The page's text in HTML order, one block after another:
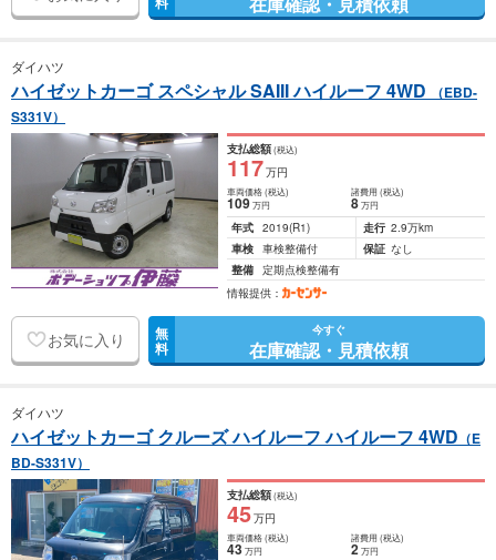
ダイハツ
ハイゼットカーゴ スペシャル SAIII ハイルーフ 4WD
（EBD-
S331V）
支払総額(税込)
117万円
車両価格(税込)
109万円
諸費用 (税込)
8 万円
年式 2019(R1) 走行 2.9万km
車検 車検整備付 保証 なし
整備 定期点検整備有
情報提供：
お気に入り 無
料
今すぐ
在庫確認・見積依頼
ダイハツ
ハイゼットカーゴ クルーズ ハイルーフ ハイルーフ 4WD （E
BD-S331V）
支払総額(税込)
45万円
車両価格(税込)
43万円
諸費用 (税込)
2 万円